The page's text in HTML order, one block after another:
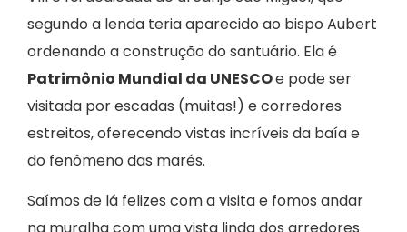
segundo a lenda teria aparecido ao bispo Aubert
ordenando a construção do santuário. Ela é
Patrimônio Mundial da UNESCOe pode ser
visitada por escadas (muitas!) e corredores
estreitos, oferecendo vistas incríveis da baía e
do fenômeno das marés.
Saímos de lá felizes com a visita e fomos andar